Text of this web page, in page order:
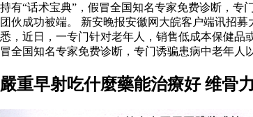
持有“话术宝典”，假冒全国知名专家免费诊断，
团伙成功被端。 新安晚报安徽网大皖客户端讯招
悉，近日，一专门针对老年人，销售低成本保健品
冒全国知名专家免费诊断，专门诱骗患病中老年
嚴重早射吃什麼藥能治療好 维骨